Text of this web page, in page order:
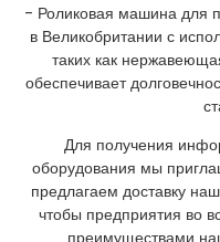
- Роликовая машина для
в Великобритании с
таких как
обеспечивает
Для получения
оборудования мы
предлагаем доставку
чтобы предприятия во
преимуществами